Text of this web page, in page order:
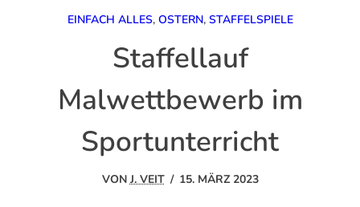
EINFACH ALLES, OSTERN, STAFFELSPIELE
Staffellauf
Malwettbewerb im
Sportunterricht
VONJ. VEIT / 15. MÄRZ 2023